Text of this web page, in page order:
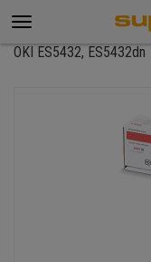
OKI ES5432, ES5432dn